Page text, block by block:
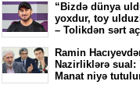
“Bizdə dünya
yoxdur, toy
– Tolikdən sərt
Ramin
Nazirliklərə sual:
Manat niyə